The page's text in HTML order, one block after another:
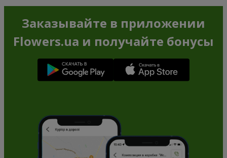
Заказывайте в приложении
Flowers.ua и получайте бонусы